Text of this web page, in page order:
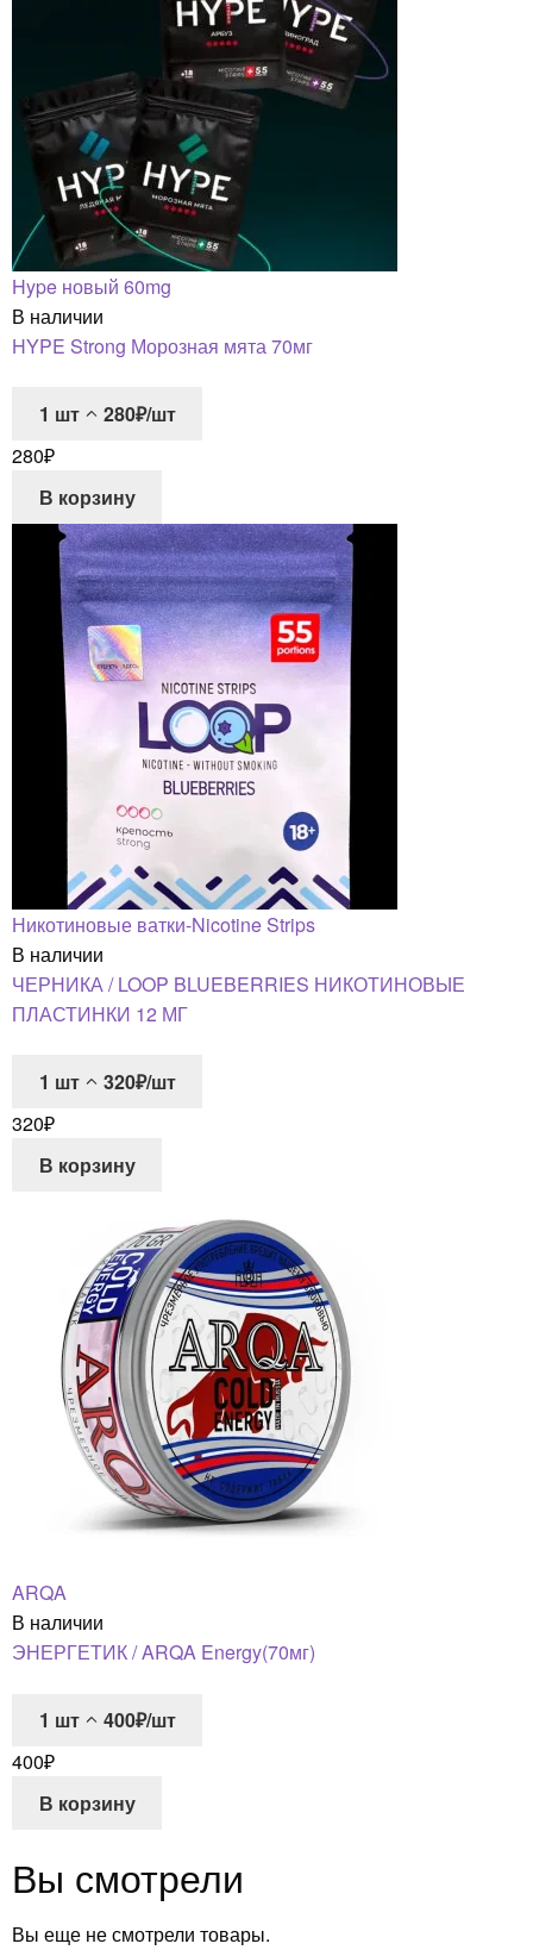
Hype новый 60mg
В наличии
HYPE Strong Морозная мята 70мг
1 шт
280₽/шт
280₽
В корзину
Никотиновые ватки-Nicotine Strips
В наличии
ЧЕРНИКА / LOOP BLUEBERRIES НИКОТИНОВЫЕ
ПЛАСТИНКИ 12 МГ
1 шт
320₽/шт
320₽
В корзину
ARQA
В наличии
ЭНЕРГЕТИК / ARQA Energy(70мг)
1 шт
400₽/шт
400₽
В корзину
Вы смотрели
Вы еще не смотрели товары.